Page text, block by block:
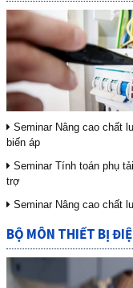
Seminar Nâng cao chất
biến áp
Seminar Tính toán phụ
trợ
Seminar Nâng cao chất
BỘ MÔN THIẾT BỊ